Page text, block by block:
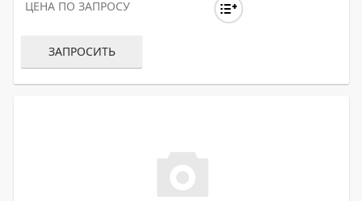
ЦЕНА ПО ЗАПРОСУ
ЗАПРОСИТЬ